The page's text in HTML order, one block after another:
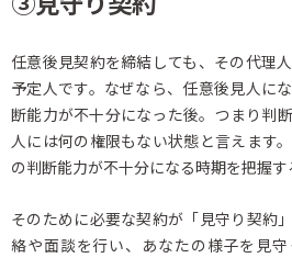
任意後見契約を締結しても、その代理
予定人です。なぜなら、任意後見人に
断能力が不十分になった後。つまり判
人には何の権限もない状態と言えます
の判断能力が不十分になる時期を把握す
そのために必要な契約が「見守り契約
絡や面談を行い、あなたの様子を見